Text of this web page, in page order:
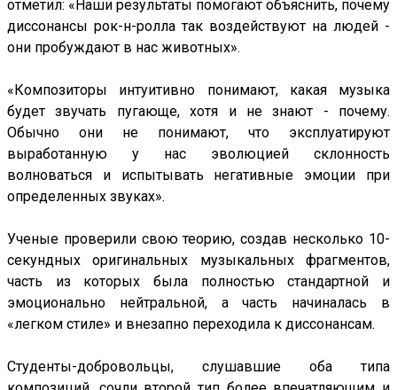
отметил: «Наши результаты помогают объяснить, почему
диссонансы рок-н-ролла так воздействуют на людей -
они пробуждают в нас животных».
«Композиторы интуитивно понимают, какая музыка
будет звучать пугающе, хотя и не знают - почему.
Обычно они не понимают, что эксплуатируют
выработанную у нас эволюцией склонность
волноваться и испытывать негативные эмоции при
определенных звуках».
Ученые проверили свою теорию, создав несколько 10-
секундных оригинальных музыкальных фрагментов,
часть из которых была полностью стандартной и
эмоционально нейтральной, а часть начиналась в
«легком стиле» и внезапно переходила к диссонансам.
Студенты-добровольцы, слушавшие оба типа